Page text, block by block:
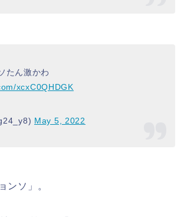
たん激かわ
xcxC0QHDGK
May 5, 2022
ンソ」。